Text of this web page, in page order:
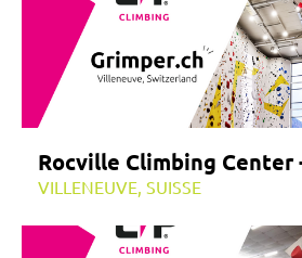
Rocville Climbing Center
VILLENEUVE, SUISSE